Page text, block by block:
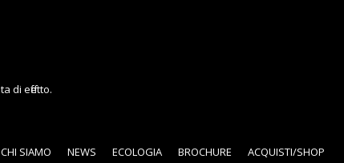
di effetto.
CHI SIAMO NEWS ECOLOGIA BROCHURE ACQUISTI/SHOP